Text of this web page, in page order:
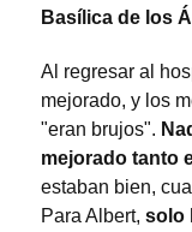
Basílica de los
Al regresar al
mejorado, y los
"eran brujos".
mejorado tanto
estaban bien,
Para Albert, solo